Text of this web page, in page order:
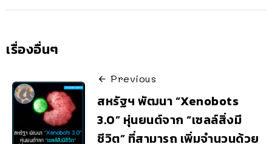
เรื่องอื่นๆ
Previous
สหรัฐฯ พัฒนา “Xenobots
3.0” หุ่นยนต์จาก “เซลล์สิ่งมี
ชีวิต” ที่สามารถ เพิ่มจำนวนด้วย